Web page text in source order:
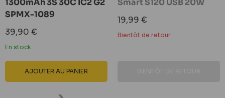
1300mAh 3S 30C IC2 G2
SPMX-1089
Prix
réduit
39,90 €
En stock
AJOUTER AU PANIER
Smart S120 USB 20W
Prix
réduit
19,99 €
Bientôt de retour